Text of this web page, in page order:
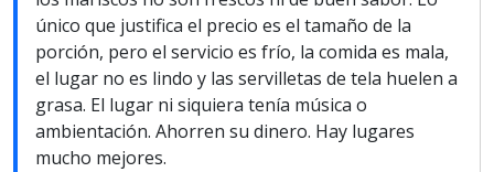
único que justifica el precio es el tamaño de la
porción, pero el servicio es frío, la comida es mala,
el lugar no es lindo y las servilletas de tela huelen a
grasa. El lugar ni siquiera tenía música o
ambientación. Ahorren su dinero. Hay lugares
mucho mejores.